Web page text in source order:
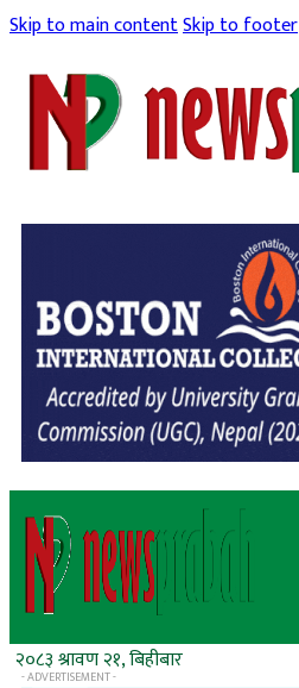
Skip to main contentSkip to footer
२०८३ श्रावण २१, बिहीबार
- ADVERTISEMENT -